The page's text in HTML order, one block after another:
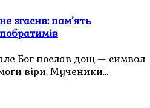
згасив: пам’ять
Бог послав дощ — символ
віри. Мученики…